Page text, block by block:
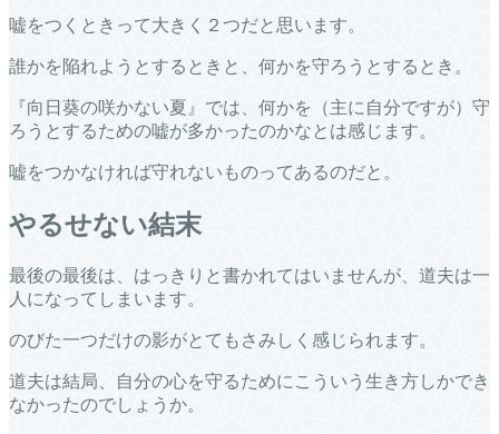
嘘をつくときって大きく２つだと思います。
誰かを陥れようとするときと、何かを守ろうとするとき。
『向日葵の咲かない夏』では、何かを（主に自分ですが）守
ろうとするための嘘が多かったのかなとは感じます。
嘘をつかなければ守れないものってあるのだと。
やるせない結末
最後の最後は、はっきりと書かれてはいませんが、道夫は一
人になってしまいます。
のびた一つだけの影がとてもさみしく感じられます。
道夫は結局、自分の心を守るためにこういう生き方しかでき
なかったのでしょうか。